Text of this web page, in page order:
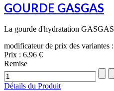
GOURDE GASGAS
La gourde d'hydratation GASGAS
modificateur de prix des variantes :
Prix : 6,96 €
Remise
Détails du Produit